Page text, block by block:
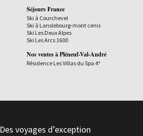
Séjours France
Ski à Courchevel
Ski à Lanslebourg-mont cenis
Ski Les Deux Alpes
Ski Les Arcs 1600
Nos ventes à Pléneuf-Val-André
Résidence Les Villas du Spa 4*
Des voyages d’exception